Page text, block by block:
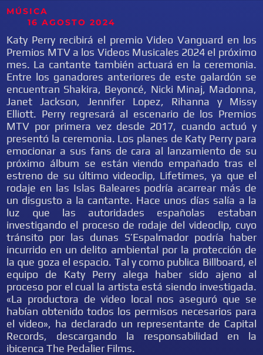
MÚSICA
16 AGOSTO 2024
Katy Perry recibirá el premio Video Vanguard en los
Premios MTV a los Videos Musicales 2024 el próximo
mes. La cantante también actuará en la ceremonia.
Entre los ganadores anteriores de este galardón se
encuentran Shakira, Beyoncé, Nicki Minaj, Madonna,
Janet Jackson, Jennifer Lopez, Rihanna y Missy
Elliott. Perry regresará al escenario de los Premios
MTV por primera vez desde 2017, cuando actuó y
presentó la ceremonia. Los planes de Katy Perry para
emocionar a sus fans de cara al lanzamiento de su
próximo álbum se están viendo empañado tras el
estreno de su último videoclip, Lifetimes, ya que el
rodaje en las Islas Baleares podría acarrear más de
un disgusto a la cantante. Hace unos días salía a la
luz que las autoridades españolas estaban
investigando el proceso de rodaje del videoclip, cuyo
tránsito por las dunas S’Espalmador podría haber
incurrido en un delito ambiental por la protección de
la que goza el espacio. Tal y como publica Billboard, el
equipo de Katy Perry alega haber sido ajeno al
proceso por el cual la artista está siendo investigada.
«La productora de video local nos aseguró que se
habían obtenido todos los permisos necesarios para
el video», ha declarado un representante de Capital
Records, descargando la responsabilidad en la
ibicenca The Pedalier Films.